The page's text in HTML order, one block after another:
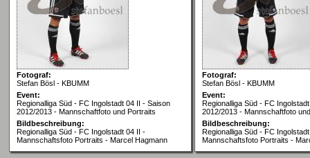
Fotograf:
Stefan Bösl - KBUMM
Event:
Regionalliga Süd - FC Ingolstadt 04 II - Saison
2012/2013 - Mannschaftfoto und Portraits
Bildbeschreibung:
Regionalliga Süd - FC Ingolstadt 04 II -
Mannschaftsfoto Portraits - Marcel Hagmann
Fotograf:
Stefan Bösl - KBUMM
Event:
Regionalliga Süd - FC
2012/2013 - Mannschaftfoto
Bildbeschreibung:
Regionalliga Süd - FC
Mannschaftsfoto Portraits -